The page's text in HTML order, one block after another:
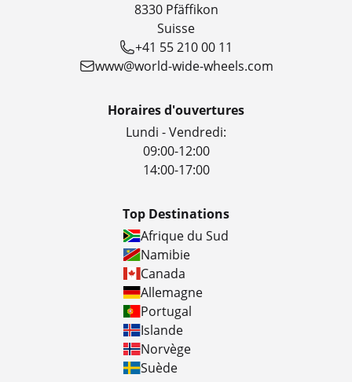
8330 Pfäffikon
Suisse
+41 55 210 00 11
www@world-wide-wheels.com
Horaires d'ouvertures
Lundi - Vendredi:
09:00-12:00
14:00-17:00
Top Destinations
Afrique du Sud
Namibie
Canada
Allemagne
Portugal
Islande
Norvège
Suède